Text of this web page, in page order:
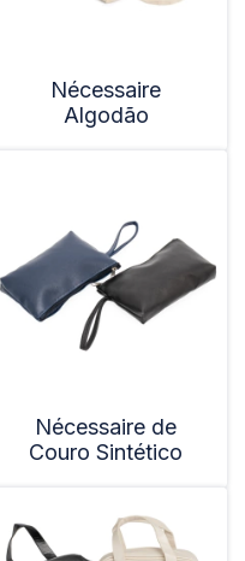
Nécessaire
Algodão
Nécessaire de
Couro Sintético